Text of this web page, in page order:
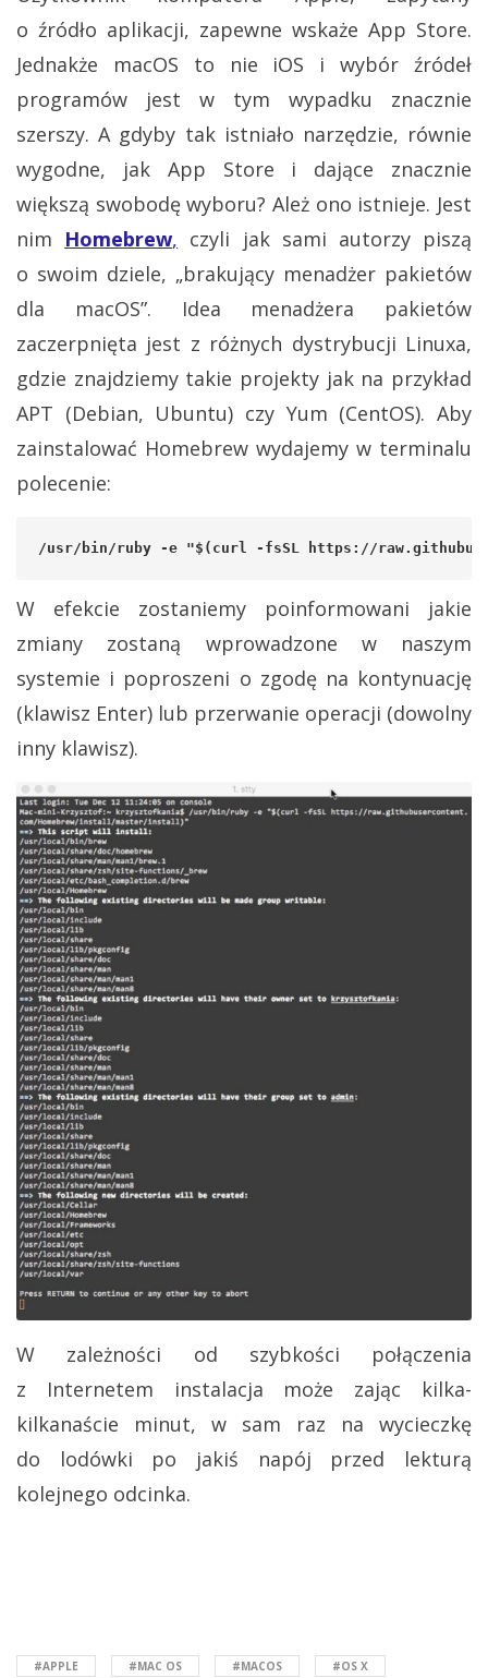
o źródło aplikacji, zapewne wskaże App Store.
Jednakże macOS to nie iOS i wybór źródeł
programów jest w tym wypadku znacznie
szerszy. A gdyby tak istniało narzędzie, równie
wygodne, jak App Store i dające znacznie
większą swobodę wyboru? Ależ ono istnieje. Jest
nim Homebrew, czyli jak sami autorzy piszą
o swoim dziele, „brakujący menadżer pakietów
dla macOS”. Idea menadżera pakietów
zaczerpnięta jest z różnych dystrybucji Linuxa,
gdzie znajdziemy takie projekty jak na przykład
APT (Debian, Ubuntu) czy Yum (CentOS). Aby
zainstalować Homebrew wydajemy w terminalu
polecenie:
/usr/bin/ruby -e "$(curl -fsSL https://
W efekcie zostaniemy poinformowani jakie
zmiany zostaną wprowadzone w naszym
systemie i poproszeni o zgodę na kontynuację
(klawisz Enter) lub przerwanie operacji (dowolny
inny klawisz).
W zależności od szybkości połączenia
z Internetem instalacja może zając kilka-
kilkanaście minut, w sam raz na wycieczkę
do lodówki po jakiś napój przed lekturą
kolejnego odcinka.
#APPLE #MAC OS #MACOS
#OS X